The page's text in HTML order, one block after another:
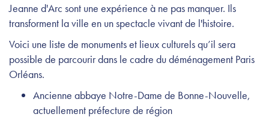
Jeanne d'Arc sont une expérience à ne pas manquer. Ils
transforment la ville en un spectacle vivant de l'histoire.
Voici une liste de monuments et lieux culturels qu’il sera
possible de parcourir dans le cadre du déménagement Paris
Orléans.
Ancienne abbaye Notre-Dame de Bonne-Nouvelle,
actuellement préfecture de région